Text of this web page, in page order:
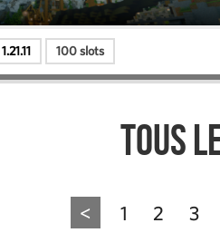
1.21.11 100 slots
Tous
< 1 2 3